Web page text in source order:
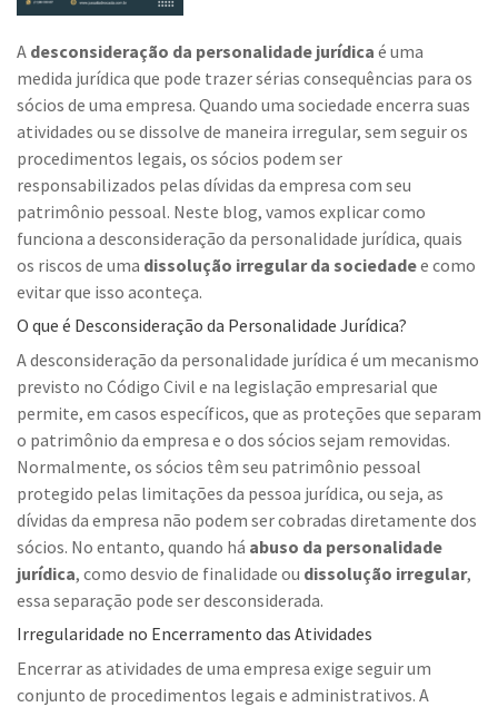
A desconsideração da personalidade jurídica é uma
medida jurídica que pode trazer sérias consequências para os
sócios de uma empresa. Quando uma sociedade encerra suas
atividades ou se dissolve de maneira irregular, sem seguir os
procedimentos legais, os sócios podem ser
responsabilizados pelas dívidas da empresa com seu
patrimônio pessoal. Neste blog, vamos explicar como
funciona a desconsideração da personalidade jurídica, quais
os riscos de uma dissolução irregular da sociedadee como
evitar que isso aconteça.
O que é Desconsideração da Personalidade Jurídica?
A desconsideração da personalidade jurídica é um mecanismo
previsto no Código Civil e na legislação empresarial que
permite, em casos específicos, que as proteções que separam
o patrimônio da empresa e o dos sócios sejam removidas.
Normalmente, os sócios têm seu patrimônio pessoal
protegido pelas limitações da pessoa jurídica, ou seja, as
dívidas da empresa não podem ser cobradas diretamente dos
sócios. No entanto, quando há abuso da personalidade
jurídica, como desvio de finalidade ou dissolução irregular,
essa separação pode ser desconsiderada.
Irregularidade no Encerramento das Atividades
Encerrar as atividades de uma empresa exige seguir um
conjunto de procedimentos legais e administrativos. A